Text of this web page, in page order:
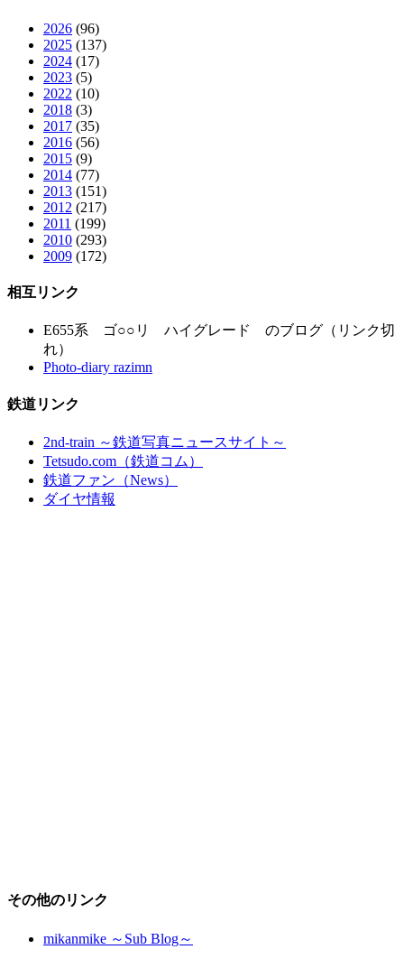
2026 (96)
2025 (137)
2024 (17)
2023 (5)
2022 (10)
2018 (3)
2017 (35)
2016 (56)
2015 (9)
2014 (77)
2013 (151)
2012 (217)
2011 (199)
2010 (293)
2009 (172)
相互リンク
E655系 ゴ○○リ ハイグレード のブログ（リンク切
れ）
Photo-diary razimn
鉄道リンク
2nd-train ～鉄道写真ニュースサイト～
Tetsudo.com（鉄道コム）
鉄道ファン（News）
ダイヤ情報
その他のリンク
mikanmike ～Sub Blog～